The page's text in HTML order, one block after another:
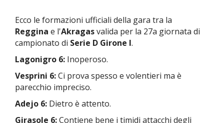
Ecco le formazioni ufficiali della gara tra la
Reggina e l'Akragasvalida per la 27a giornata di
campionato di Serie D Girone I.
Lagonigro 6: Inoperoso.
Vesprini 6:Ci prova spesso e volentieri ma è
parecchio impreciso.
Adejo 6: Dietro è attento.
Girasole 6:Contiene bene i timidi attacchi degli